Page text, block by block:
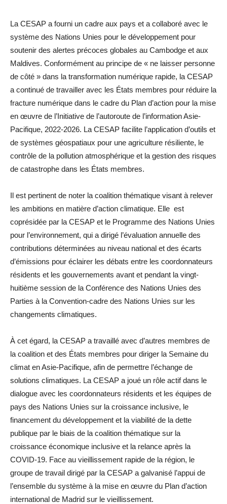
La CESAP a fourni un cadre aux pays et a collaboré avec le
système des Nations Unies pour le développement pour
soutenir des alertes précoces globales au Cambodge et aux
Maldives. Conformément au principe de « ne laisser personne
de côté » dans la transformation numérique rapide, la CESAP
a continué de travailler avec les États membres pour réduire la
fracture numérique dans le cadre du Plan d’action pour la mise
en œuvre de l’Initiative de l’autoroute de l’information Asie-
Pacifique, 2022-2026. La CESAP facilite l’application d’outils et
de systèmes géospatiaux pour une agriculture résiliente, le
contrôle de la pollution atmosphérique et la gestion des risques
de catastrophe dans les États membres.
Il est pertinent de noter la coalition thématique visant à relever
les ambitions en matière d’action climatique. Elle est
coprésidée par la CESAP et le Programme des Nations Unies
pour l’environnement, qui a dirigé l’évaluation annuelle des
contributions déterminées au niveau national et des écarts
d’émissions pour éclairer les débats entre les coordonnateurs
résidents et les gouvernements avant et pendant la vingt-
huitième session de la Conférence des Nations Unies des
Parties à la Convention-cadre des Nations Unies sur les
changements climatiques.
À cet égard, la CESAP a travaillé avec d’autres membres de
la coalition et des États membres pour diriger la Semaine du
climat en Asie-Pacifique, afin de permettre l’échange de
solutions climatiques. La CESAP a joué un rôle actif dans le
dialogue avec les coordonnateurs résidents et les équipes de
pays des Nations Unies sur la croissance inclusive, le
financement du développement et la viabilité de la dette
publique par le biais de la coalition thématique sur la
croissance économique inclusive et la relance après la
COVID-19. Face au vieillissement rapide de la région, le
groupe de travail dirigé par la CESAP a galvanisé l’appui de
l’ensemble du système à la mise en œuvre du Plan d’action
international de Madrid sur le vieillissement.